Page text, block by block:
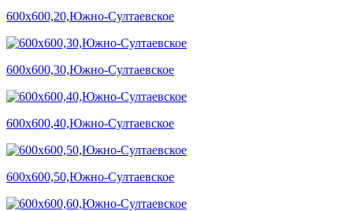
600х600,20,Южно-Султаевское
600х600,30,Южно-Султаевское
600х600,40,Южно-Султаевское
600х600,50,Южно-Султаевское